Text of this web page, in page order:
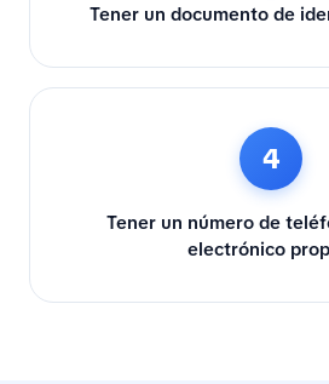
Tener un documento de
4
Tener un número de
electrónico